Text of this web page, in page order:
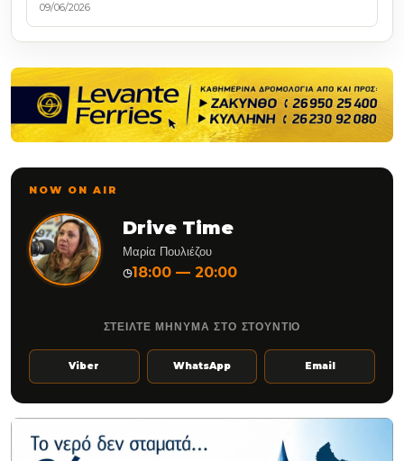
09/06/2026
NOW ON AIR
Drive Time
Μαρία Πουλιέζου
◷18:00 — 20:00
ΣΤΕΙΛΤΕ ΜΗΝΥΜΑ ΣΤΟ ΣΤΟΥΝΤΙΟ
Viber WhatsApp Email